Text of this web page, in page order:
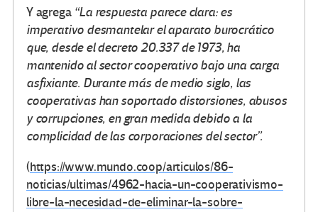
Y agrega “La respuesta parece clara: es
imperativo desmantelar el aparato burocrático
que, desde el decreto 20.337 de 1973, ha
mantenido al sector cooperativo bajo una carga
asfixiante. Durante más de medio siglo, las
cooperativas han soportado distorsiones, abusos
y corrupciones, en gran medida debido a la
complicidad de las corporaciones del sector”.
(https://www.mundo.coop/articulos/86-
noticias/ultimas/4962-hacia-un-cooperativismo-
libre-la-necesidad-de-eliminar-la-sobre-